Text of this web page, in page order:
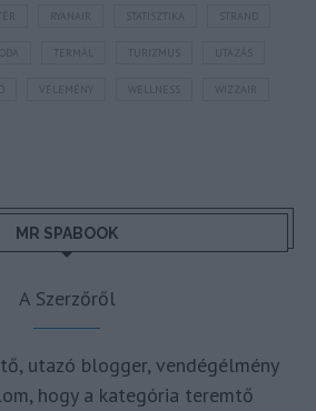
STATISZTIKA STRAND
TERMÁL TURIZMUS UTAZÁS
WIZZAIR
MR SPABOOK
A Szerzőről
utazó blogger, vendégélmény
hogy a kategória teremtő